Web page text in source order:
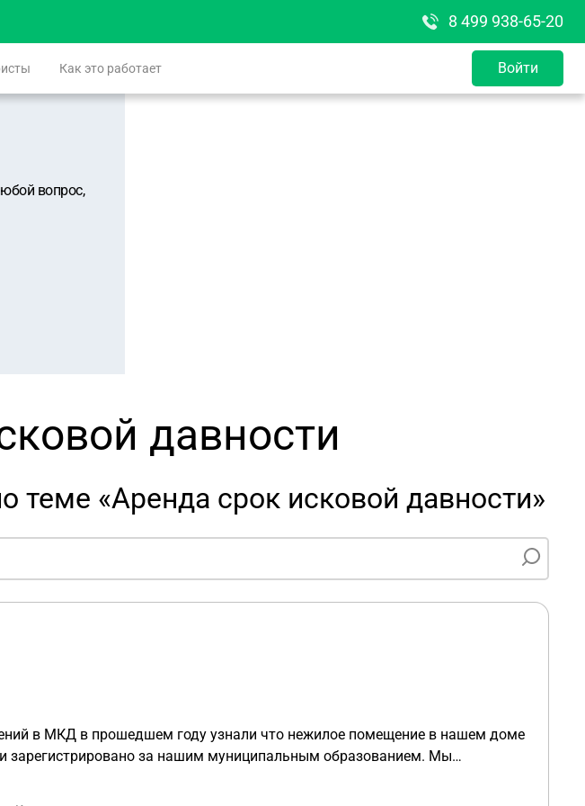
8 499 938-65-20
Как это работает Войти
вопрос,
давности
теме «Аренда срок исковой давности»
в МКД в прошедшем году узнали что нежилое помещение в нашем доме
зарегистрировано за нашим муниципальным образованием. Мы